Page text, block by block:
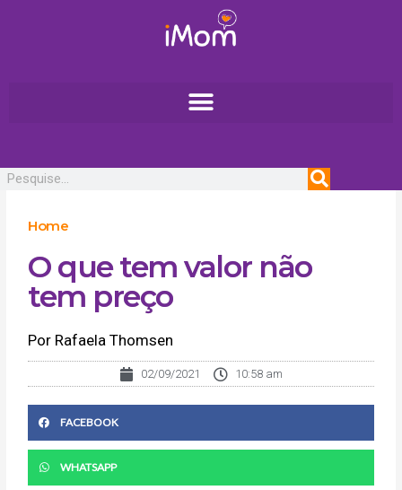
Home
O que tem valor não
tem preço
Por Rafaela Thomsen
02/09/2021 10:58 am
FACEBOOK
WHATSAPP